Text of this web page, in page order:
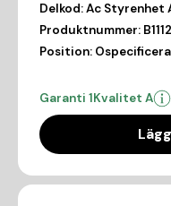
Delkod:Ac Styrenhet
Produktnummer:
Position:
Garanti 1Kvalitet A